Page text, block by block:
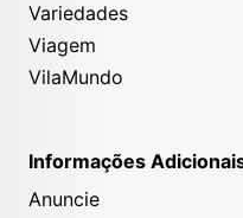
Variedades
Viagem
VilaMundo
Informações
Anuncie